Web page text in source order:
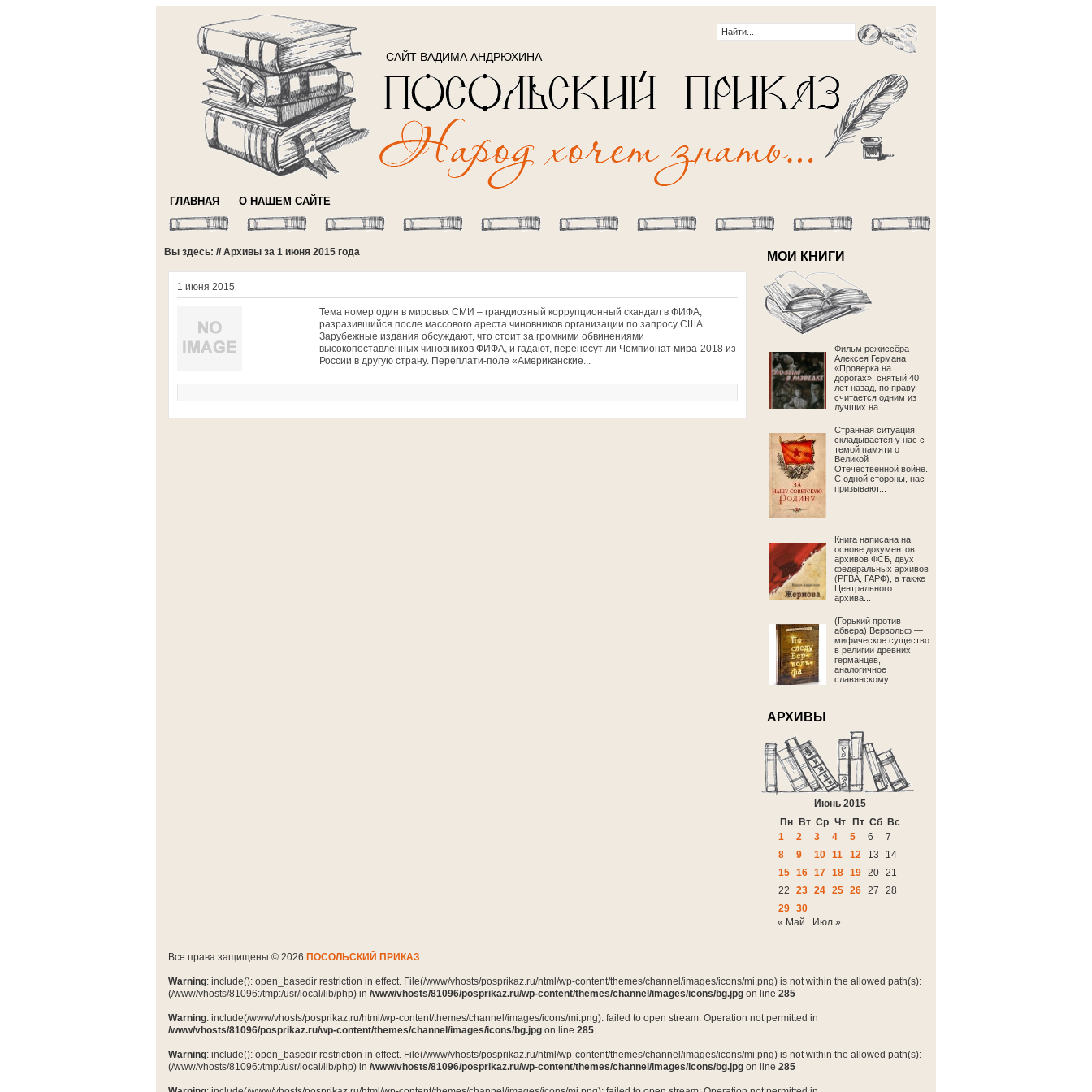
САЙТ ВАДИМА АНДРЮХИНА
ГЛАВНАЯ О НАШЕМ САЙТЕ
Вы здесь: // Архивы за 1 июня 2015 года
1 июня 2015
Тема номер один в мировых СМИ – грандиозный коррупционный скандал в ФИФА,
разразившийся после массового ареста чиновников организации по запросу США.
Зарубежные издания обсуждают, что стоит за громкими обвинениями
высокопоставленных чиновников ФИФА, и гадают, перенесут ли Чемпионат мира-2018 из
России в другую страну. Переплати-поле «Американские...
МОИ КНИГИ
Фильм режиссёра
Алексея Германа
«Проверка на
дорогах», снятый 40
лет назад, по праву
считается одним из
лучших на...
Странная ситуация
складывается у нас с
темой памяти о
Великой
Отечественной войне.
С одной стороны, нас
призывают...
Книга написана на
основе документов
архивов ФСБ, двух
федеральных архивов
(РГВА, ГАРФ), а также
Центрального
архива...
(Горький против
абвера) Вервольф —
мифическое существо
в религии древних
германцев,
аналогичное
славянскому...
АРХИВЫ
Июнь 2015
Пн
Вт Ср Чт Пт Сб Вс
1
2 3 4 5 6
7
8
9 10 11 12 13
14
15 16 17 18 19 20 21
22
23 24 25 26 27
28
29 30
« Май
Июл »
Все права защищены © 2026 ПОСОЛЬСКИЙ ПРИКАЗ.
Warning: include(): open_basedir restriction in effect. File(/www/vhosts/posprikaz.ru/html/wp-content/themes/channel/images/icons/mi.png) is not within the allowed path(s):
(/www/vhosts/81096:/tmp:/usr/local/lib/php) in /www/vhosts/81096/posprikaz.ru/wp-content/themes/channel/images/icons/bg.jpg on line 285
Warning: include(/www/vhosts/posprikaz.ru/html/wp-content/themes/channel/images/icons/mi.png): failed to open stream: Operation not permitted in
/www/vhosts/81096/posprikaz.ru/wp-content/themes/channel/images/icons/bg.jpg on line 285
Warning: include(): open_basedir restriction in effect. File(/www/vhosts/posprikaz.ru/html/wp-content/themes/channel/images/icons/mi.png) is not within the allowed path(s):
(/www/vhosts/81096:/tmp:/usr/local/lib/php) in /www/vhosts/81096/posprikaz.ru/wp-content/themes/channel/images/icons/bg.jpg on line 285